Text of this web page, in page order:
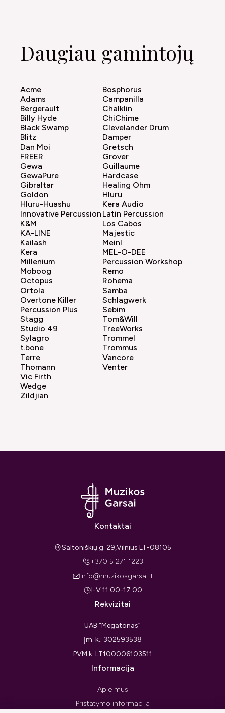
Daugiau gamintojų
Acme
Adams
Bergerault
Billy Hyde
Black Swamp
Blitz
Bosphorus
Campanilla
Chalklin
ChiChime
Clevelander Drum
Damper
Dan Moi
FREER
Gewa
GewaPure
Gibraltar
Goldon
Gretsch
Grover
Guillaume
Hardcase
Healing Ohm
Hluru
Hluru-Huashu
Innovative Percussion
K&M
KA-LINE
Kailash
Kera
Kera Audio
Latin Percussion
Los Cabos
Majestic
Meinl
MEL-O-DEE
Millenium
Moboog
Octopus
Ortola
Overtone Killer
Percussion Plus
Percussion Workshop
Remo
Rohema
Samba
Schlagwerk
Sebim
Stagg
Studio 49
Sylagro
t.bone
Terre
Thomann
Tom&Will
TreeWorks
Trommel
Trommus
Vancore
Venter
Vic Firth
Wedge
Zildjian
Kontaktai
Saltoniškių g. 29,Vilnius LT-08105
+370 5 271 1223
info@muzikosgarsai.lt
I-V 11:00-17:00
Rekvizitai
UAB “Megatonas”
Įm. k.: 302593538
PVM k. LT100006103511
Informacija
Apie mus
Pristatymo informacija